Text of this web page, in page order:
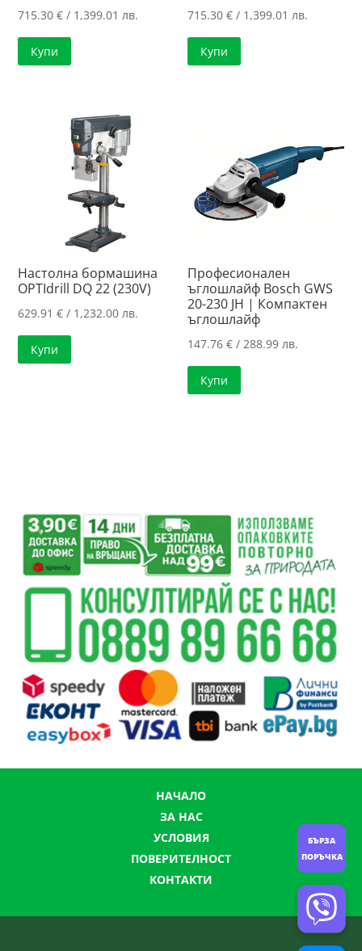
715.30€ / 1,399.01 лв.
Купи
715.30€ / 1,399.01 лв.
Купи
Настолна бормашина
OPTIdrill DQ 22 (230V)
629.91€ / 1,232.00 лв.
Купи
Професионален
ъглошлайф Bosch GWS
20-230 JH | Компактен
ъглошлайф
147.76€ / 288.99 лв.
Купи
НАЧАЛО
ЗА НАС
УСЛОВИЯ
ПОВЕРИТЕЛНОСТ
КОНТАКТИ
БЪРЗА
ПОРЪЧКА